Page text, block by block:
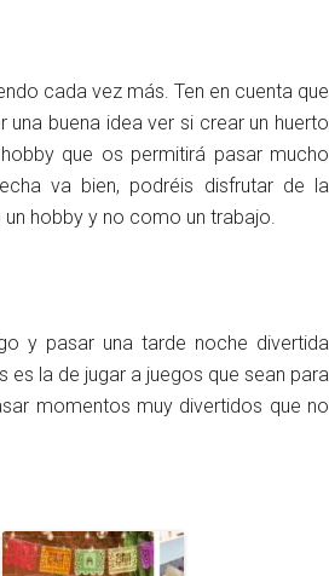
cada vez más. Ten en cuenta que
buena idea ver si crear un huerto
que os permitirá pasar mucho
va bien, podréis disfrutar de la
hobby y no como un trabajo.
y pasar una tarde noche divertida
la de jugar a juegos que sean para
momentos muy divertidos que no